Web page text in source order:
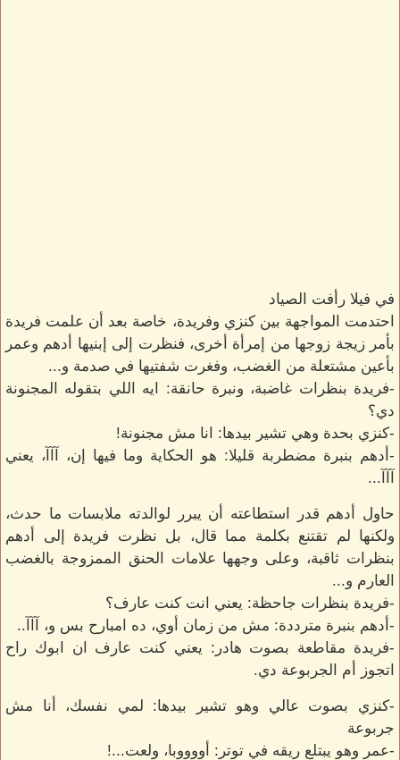
في فيلا رأفت الصياد
احتدمت المواجهة بين كنزي وفريدة، خاصة بعد أن علمت فريدة
بأمر زيجة زوجها من إمرأة أخرى، فنظرت إلى إبنيها أدهم وعمر
بأعين مشتعلة من الغضب، وفغرت شفتيها في صدمة و...
-فريدة بنظرات غاضبة، ونبرة حانقة: ايه اللي بتقوله المجنونة
دي؟
-كنزي بحدة وهي تشير بيدها: انا مش مجنونة!
-أدهم بنبرة مضطربة قليلا: هو الحكاية وما فيها إن، آآآ، يعني
آآآ...
حاول أدهم قدر استطاعته أن يبرر لوالدته ملابسات ما حدث،
ولكنها لم تقتنع بكلمة مما قال، بل نظرت فريدة إلى أدهم
بنظرات ثاقبة، وعلى وجهها علامات الحنق الممزوجة بالغضب
العارم و...
-فريدة بنظرات جاحظة: يعني انت كنت عارف؟
-أدهم بنبرة مترددة: مش من زمان أوي، ده امبارح بس و، آآآ..
-فريدة مقاطعة بصوت هادر: يعني كنت عارف ان ابوك راح
اتجوز أم الجربوعة دي.
-كنزي بصوت عالي وهو تشير بيدها: لمي نفسك، أنا مش
جربوعة
-عمر وهو يبتلع ريقه في توتر: أووووبا، ولعت...!